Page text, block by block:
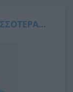
ΙΟΝ στο